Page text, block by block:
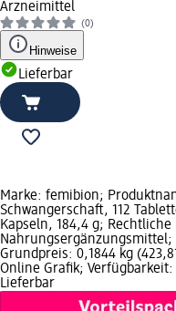
Arzneimittel
(0)
Hinweise
Lieferbar
Marke: femibion;
Schwangerschaft, 112
Kapseln, 184,4 g; Rechtliche
Nahrungsergänzungsmittel;
Grundpreis: 0,1844 kg
Online Grafik;
Lieferbar